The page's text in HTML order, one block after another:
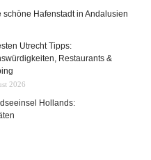
schöne Hafenstadt in Andalusien
Utrecht Tipps:
Restaurants &
2026
Hollands: